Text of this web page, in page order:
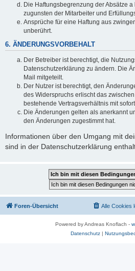
Die Haftungsbegrenzung der Absätze
zugunsten der Mitarbeiter und
Ansprüche für eine Haftung aus
unberührt.
6. ÄNDERUNGSVORBEHALT
Der Betreiber ist berechtigt, die
Datenschutzerklärung zu ändern. Die
Mail mitgeteilt.
Der Nutzer ist berechtigt, den
des Widerspruchs erlischt das
bestehende Vertragsverhältnis mit
Die Änderungen gelten als anerkannt
den Änderungen zugestimmt hat.
Informationen über den Umgang mit
sind in der Datenschutzerklärung
Foren-Übersicht Alle Cookies
Powered by Andreas Knoflach -
Datenschutz|